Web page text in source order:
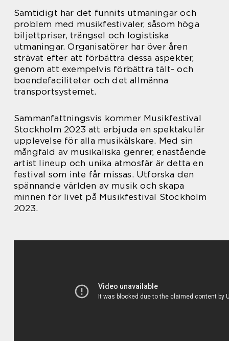
Samtidigt har det funnits utmaningar och
problem med musikfestivaler, såsom höga
biljettpriser, trängsel och logistiska
utmaningar. Organisatörer har över åren
strävat efter att förbättra dessa aspekter,
genom att exempelvis förbättra tält- och
boendefaciliteter och det allmänna
transportsystemet.
Sammanfattningsvis kommer Musikfestival
Stockholm 2023 att erbjuda en spektakulär
upplevelse för alla musikälskare. Med sin
mångfald av musikaliska genrer, enastående
artist lineup och unika atmosfär är detta en
festival som inte får missas. Utforska den
spännande världen av musik och skapa
minnen för livet på Musikfestival Stockholm
2023.